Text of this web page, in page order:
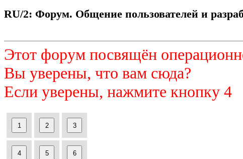
RU/2: Форум. Общение пользователей и
Этот форум посвящён
Вы уверены, что вам сюда?
Если уверены, нажмите кнопку 4